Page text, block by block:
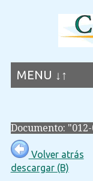
MENU ↓↑
Documento:
Volver atrás
descargar (B)